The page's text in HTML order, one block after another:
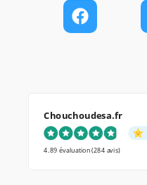
Chouchoudesa.fr
4.89 évaluation(284 avis)